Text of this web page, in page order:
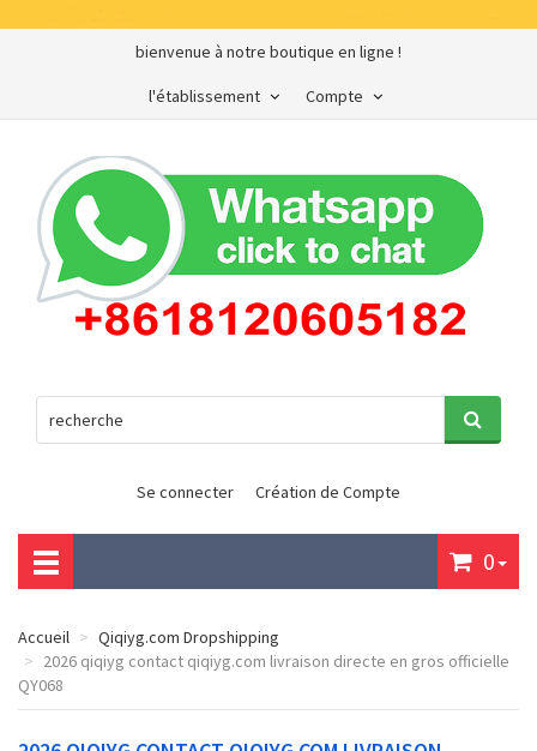
bienvenue à notre boutique en ligne !
Compte
l'établissement
Se connecter Création de Compte
0
Accueil
Qiqiyg.com Dropshipping
2026 qiqiyg contact qiqiyg.com livraison directe en gros officielle
QY068